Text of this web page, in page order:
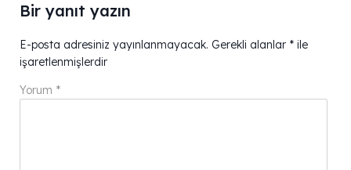
Bir yanıt yazın
E-posta adresiniz yayınlanmayacak. Gerekli alanlar * ile
işaretlenmişlerdir
Yorum *